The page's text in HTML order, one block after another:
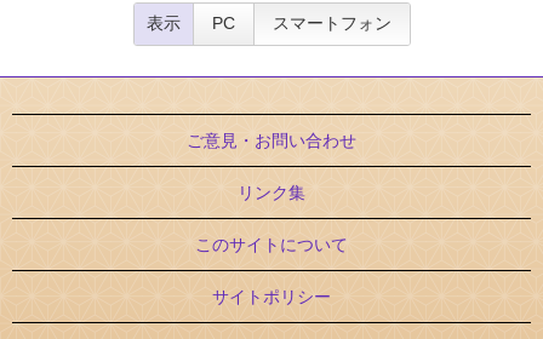
表示 PC スマートフォン
ご意見・お問い合わせ
リンク集
このサイトについて
サイトポリシー